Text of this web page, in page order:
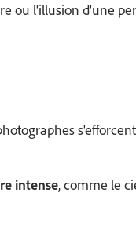
l'illusion d'une
intense, comme le